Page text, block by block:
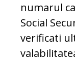
numarul
Social
verificati